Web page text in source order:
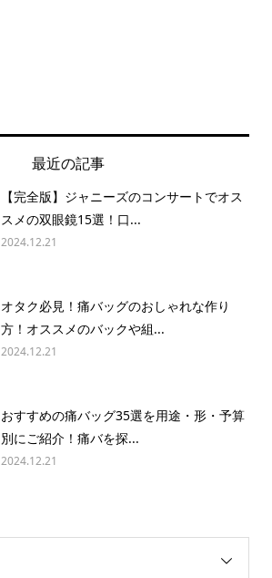
最近の記事
【完全版】ジャニーズのコンサートでオス
スメの双眼鏡15選！口...
2024.12.21
オタク必見！痛バッグのおしゃれな作り
方！オススメのバックや組...
2024.12.21
おすすめの痛バッグ35選を用途・形・予算
別にご紹介！痛バを探...
2024.12.21